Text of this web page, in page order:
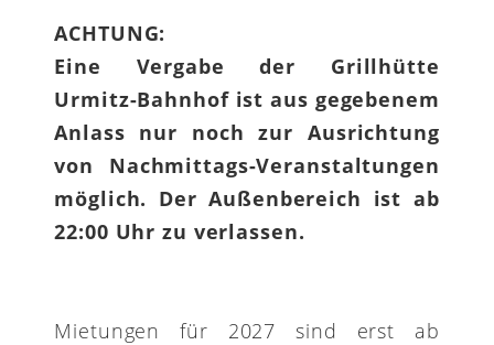
ACHTUNG:
Eine Vergabe der Grillhütte
Urmitz-Bahnhof ist aus gegebenem
Anlass nur noch zur Ausrichtung
von Nachmittags-Veranstaltungen
möglich. Der Außenbereich ist ab
22:00 Uhr zu verlassen.
Mietungen für 2027 sind erst ab